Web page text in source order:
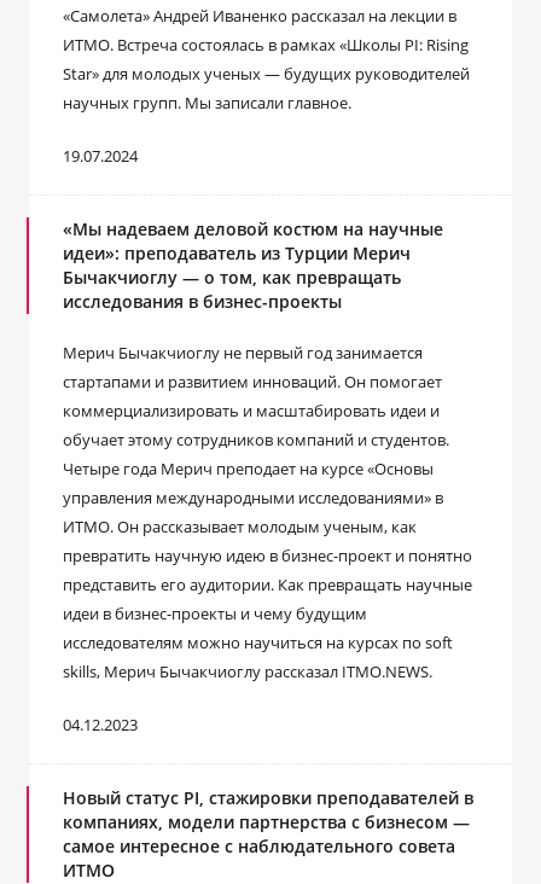
«Самолета» Андрей Иваненко рассказал на лекции в
ИТМО. Встреча состоялась в рамках «Школы PI: Rising
Star» для молодых ученых ― будущих руководителей
научных групп. Мы записали главное.
19.07.2024
«Мы надеваем деловой костюм на научные
идеи»: преподаватель из Турции Мерич
Бычакчиоглу ― о том, как превращать
исследования в бизнес-проекты
Мерич Бычакчиоглу не первый год занимается
стартапами и развитием инноваций. Он помогает
коммерциализировать и масштабировать идеи и
обучает этому сотрудников компаний и студентов.
Четыре года Мерич преподает на курсе «Основы
управления международными исследованиями» в
ИТМО. Он рассказывает молодым ученым, как
превратить научную идею в бизнес-проект и понятно
представить его аудитории. Как превращать научные
идеи в бизнес-проекты и чему будущим
исследователям можно научиться на курсах по soft
skills, Мерич Бычакчиоглу рассказал ITMO.NEWS.
04.12.2023
Новый статус PI, стажировки преподавателей в
компаниях, модели партнерства с бизнесом —
самое интересное с наблюдательного совета
ИТМО